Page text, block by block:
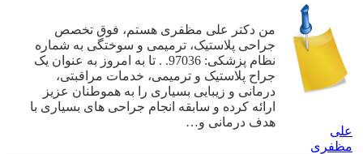
علی
مظفری
من دکتر علی مظفری هستم، فوق تخصص
جراحی پلاستیک، ترمیمی و سوختگی به شماره
نظام پزشکی: 97036. . تا به امروز به عنوان یک
جراح پلاستیک و ترمیمی، خدمات مراقبتی،
درمانی و زیبایی بسیاری را به هموطنان عزیز
ارائه کرده و سابقه انجام جراحی های بسیاری با
هدف درمانی و…